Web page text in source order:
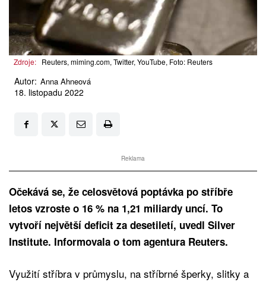
Zdroje: Reuters, miming.com, Twitter, YouTube, Foto: Reuters
Autor: Anna Ahneová
18. listopadu 2022
Reklama
Očekává se, že celosvětová poptávka po stříbře
letos vzroste o 16 % na 1,21 miliardy uncí. To
vytvoří největší deficit za desetiletí, uvedl Silver
Institute. Informovala o tom agentura Reuters.
Využití stříbra v průmyslu, na stříbrné šperky, slitky a